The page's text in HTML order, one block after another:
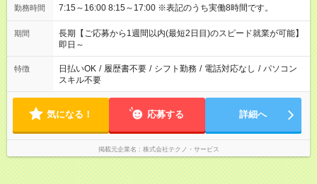
勤務時間 7:15～16:00 8:15～17:00 ※表記のうち実働8時間です。
期間
長期【ご応募から1週間以内(最短2日目)のスピード就業が可能】
即日～
特徴 日払いOK / 履歴書不要 / シフト勤務 / 電話対応なし / パソコン
スキル不要
気になる！ 応募する 詳細へ
掲載元企業名 株式会社テクノ・サービス